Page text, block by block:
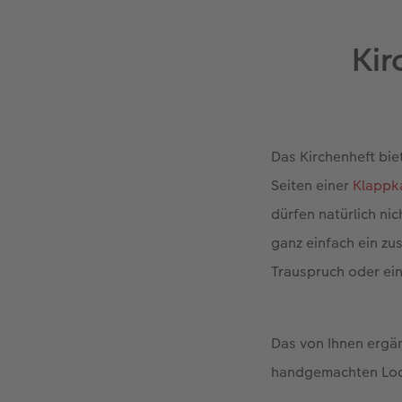
Das Kirchenheft
Seiten einer
dürfen natürlich
ganz einfach ein
Trauspruch oder
Das von Ihnen
handgemachten